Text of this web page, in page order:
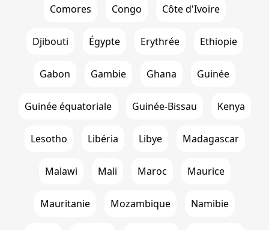
Comores Congo Côte d'Ivoire
Djibouti Égypte Erythrée Ethiopie
Gabon Gambie Ghana Guinée
Guinée équatoriale Guinée-Bissau Kenya
Lesotho Libéria Libye Madagascar
Malawi Mali Maroc Maurice
Mauritanie Mozambique Namibie